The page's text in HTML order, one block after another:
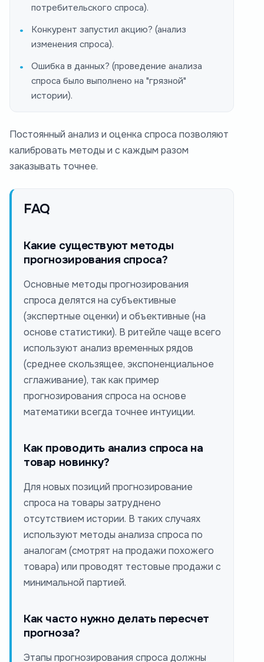
потребительского спроса).
Конкурент запустил акцию? (анализ
изменения спроса).
Ошибка в данных? (проведение анализа
спроса было выполнено на "грязной"
истории).
Постоянный анализ и оценка спроса позволяют
калибровать методы и с каждым разом
заказывать точнее.
FAQ
Какие существуют методы
прогнозирования спроса?
Основные методы прогнозирования
спроса делятся на субъективные
(экспертные оценки) и объективные (на
основе статистики). В ритейле чаще всего
используют анализ временных рядов
(среднее скользящее, экспоненциальное
сглаживание), так как пример
прогнозирования спроса на основе
математики всегда точнее интуиции.
Как проводить анализ спроса на
товар новинку?
Для новых позиций прогнозирование
спроса на товары затруднено
отсутствием истории. В таких случаях
используют методы анализа спроса по
аналогам (смотрят на продажи похожего
товара) или проводят тестовые продажи с
минимальной партией.
Как часто нужно делать пересчет
прогноза?
Этапы прогнозирования спроса должны